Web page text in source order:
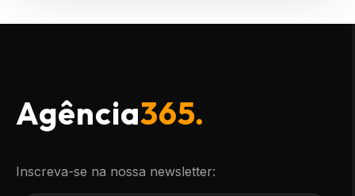
Agência365.
Inscreva-se na nossa newsletter: